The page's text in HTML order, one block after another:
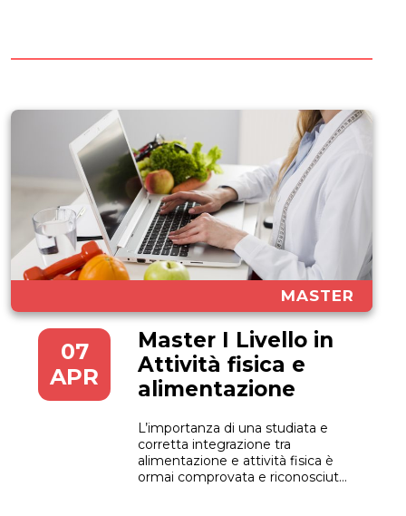
MASTER
07
APR
Master I Livello in
Attività fisica e
alimentazione
L’importanza di una studiata e
corretta integrazione tra
alimentazione e attività fisica è
ormai comprovata e riconosciuta